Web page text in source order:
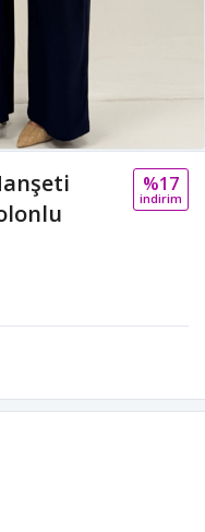
%17
i̇ndi̇ri̇m